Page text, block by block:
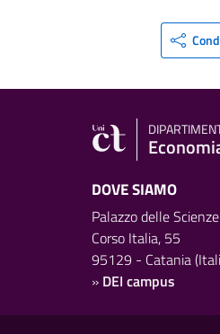
DOVE SIAMO
Palazzo delle Scienze
Corso Italia, 55
95129 - Catania
» DEI campus